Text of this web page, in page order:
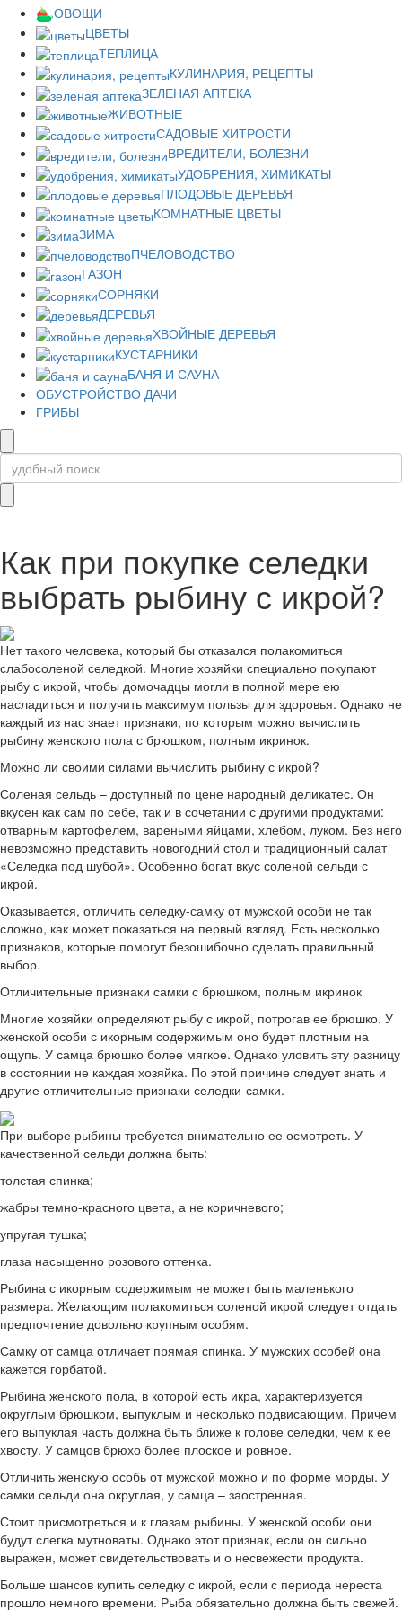
ОВОЩИ
ЦВЕТЫ
ТЕПЛИЦА
КУЛИНАРИЯ, РЕЦЕПТЫ
ЗЕЛЕНАЯ АПТЕКА
ЖИВОТНЫЕ
САДОВЫЕ ХИТРОСТИ
ВРЕДИТЕЛИ, БОЛЕЗНИ
УДОБРЕНИЯ, ХИМИКАТЫ
ПЛОДОВЫЕ ДЕРЕВЬЯ
КОМНАТНЫЕ ЦВЕТЫ
ЗИМА
ПЧЕЛОВОДСТВО
ГАЗОН
СОРНЯКИ
ДЕРЕВЬЯ
ХВОЙНЫЕ ДЕРЕВЬЯ
КУСТАРНИКИ
БАНЯ И САУНА
ОБУСТРОЙСТВО ДАЧИ
ГРИБЫ
Как при покупке селедки
выбрать рыбину с икрой?
Нет такого человека, который бы отказался полакомиться
слабосоленой селедкой. Многие хозяйки специально покупают
рыбу с икрой, чтобы домочадцы могли в полной мере ею
насладиться и получить максимум пользы для здоровья. Однако не
каждый из нас знает признаки, по которым можно вычислить
рыбину женского пола с брюшком, полным икринок.
Можно ли своими силами вычислить рыбину с икрой?
Соленая сельдь – доступный по цене народный деликатес. Он
вкусен как сам по себе, так и в сочетании с другими продуктами:
отварным картофелем, вареными яйцами, хлебом, луком. Без него
невозможно представить новогодний стол и традиционный салат
«Селедка под шубой». Особенно богат вкус соленой сельди с
икрой.
Оказывается, отличить селедку-самку от мужской особи не так
сложно, как может показаться на первый взгляд. Есть несколько
признаков, которые помогут безошибочно сделать правильный
выбор.
Отличительные признаки самки с брюшком, полным икринок
Многие хозяйки определяют рыбу с икрой, потрогав ее брюшко. У
женской особи с икорным содержимым оно будет плотным на
ощупь. У самца брюшко более мягкое. Однако уловить эту разницу
в состоянии не каждая хозяйка. По этой причине следует знать и
другие отличительные признаки селедки-самки.
При выборе рыбины требуется внимательно ее осмотреть. У
качественной сельди должна быть:
толстая спинка;
жабры темно-красного цвета, а не коричневого;
упругая тушка;
глаза насыщенно розового оттенка.
Рыбина с икорным содержимым не может быть маленького
размера. Желающим полакомиться соленой икрой следует отдать
предпочтение довольно крупным особям.
Самку от самца отличает прямая спинка. У мужских особей она
кажется горбатой.
Рыбина женского пола, в которой есть икра, характеризуется
округлым брюшком, выпуклым и несколько подвисающим. Причем
его выпуклая часть должна быть ближе к голове селедки, чем к ее
хвосту. У самцов брюхо более плоское и ровное.
Отличить женскую особь от мужской можно и по форме морды. У
самки сельди она округлая, у самца – заостренная.
Стоит присмотреться и к глазам рыбины. У женской особи они
будут слегка мутноваты. Однако этот признак, если он сильно
выражен, может свидетельствовать и о несвежести продукта.
Больше шансов купить селедку с икрой, если с периода нереста
прошло немного времени. Рыба обязательно должна быть свежей.